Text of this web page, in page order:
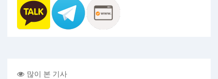
많이 본 기사